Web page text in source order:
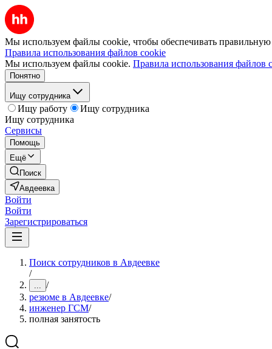
Мы используем файлы cookie, чтобы обеспечивать правильную
Правила использования файлов cookie
Мы используем файлы cookie. Правила использования файлов
Понятно
Ищу сотрудника
Ищу работу
Ищу сотрудника
Ищу сотрудника
Сервисы
Помощь
Ещё
Поиск
Авдеевка
Войти
Войти
Зарегистрироваться
Поиск сотрудников в Авдеевке
/
... /
резюме в Авдеевке/
инженер ГСМ/
полная занятость